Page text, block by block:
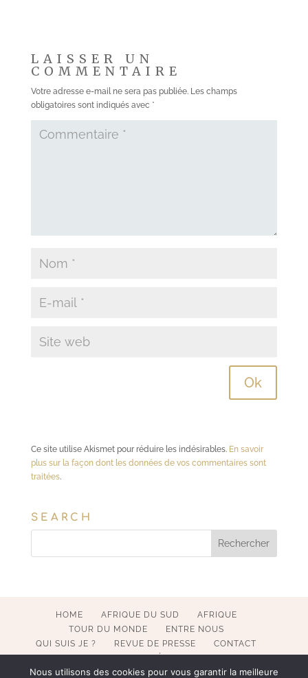
LAISSER UN
COMMENTAIRE
Votre adresse e-mail ne sera pas publiée. Les champs
obligatoires sont indiqués avec *
Ce site utilise Akismet pour réduire les indésirables. En savoir
plus sur la façon dont les données de vos commentaires sont
traitées.
SEARCH
HOME AFRIQUE DU SUD
AFRIQUE
TOUR DU MONDE
ENTRE NOUS
QUI SUIS JE ?
REVUE DE PRESSE
CONTACT
Nous utilisons des cookies pour vous garantir la meilleure